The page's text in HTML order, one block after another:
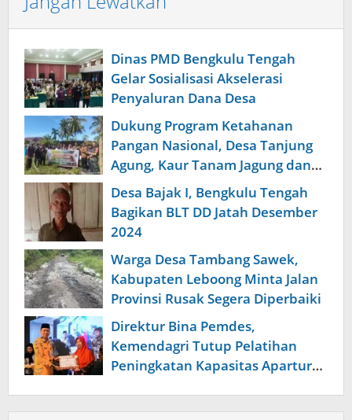
Dinas PMD Bengkulu Tengah
Gelar Sosialisasi Akselerasi
Penyaluran Dana Desa
Dukung Program Ketahanan
Pangan Nasional, Desa Tanjung
Agung, Kaur Tanam Jagung dan
Padi
Desa Bajak I, Bengkulu Tengah
Bagikan BLT DD Jatah Desember
2024
Warga Desa Tambang Sawek,
Kabupaten Leboong Minta Jalan
Provinsi Rusak Segera Diperbaiki
Direktur Bina Pemdes,
Kemendagri Tutup Pelatihan
Peningkatan Kapasitas Apartur